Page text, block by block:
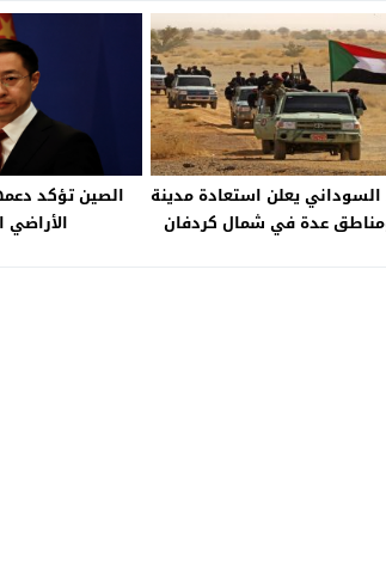
يعلن استعادة مدينة
عدة في شمال كردفان
الصين تؤكد
الأراضي